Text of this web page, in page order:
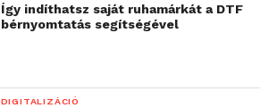
Így indíthatsz saját ruhamárkát a DTF
bérnyomtatás segítségével
DIGITALIZÁCIÓ